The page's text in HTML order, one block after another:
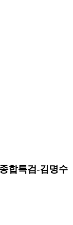
합특검-김명수